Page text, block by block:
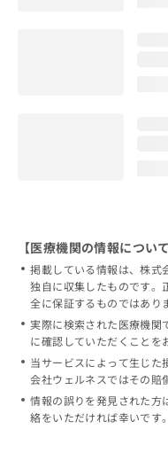
【医療機関の情報について
掲載している情報は、株式
独自に収集したものです。
全に保証するものではあり
実際に検索された医療機関
に確認していただくことを
当サービスによって生じた
会社ウェルネスではその賠
情報の誤りを発見された方
絡をいただければ幸いです。